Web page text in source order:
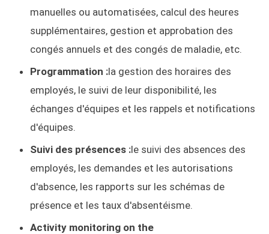
manuelles ou automatisées, calcul des heures
supplémentaires, gestion et approbation des
congés annuels et des congés de maladie, etc.
Programmation :la gestion des horaires des
employés, le suivi de leur disponibilité, les
échanges d'équipes et les rappels et notifications
d'équipes.
Suivi des présences :le suivi des absences des
employés, les demandes et les autorisations
d'absence, les rapports sur les schémas de
présence et les taux d'absentéisme.
Activity monitoring on the